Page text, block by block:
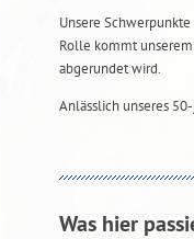
Unsere
Rolle kommt
abgerundet wird.
Anlässlich unseres
Was hier